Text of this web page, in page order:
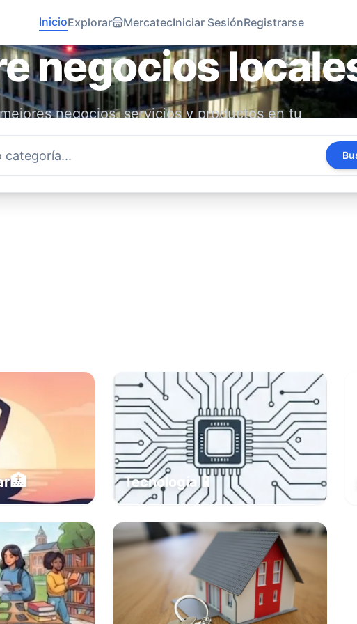
InicioExplorar MercatecIniciar SesiónRegistrarse
negocios
negocios, servicios y productos en tu
con emprendedores locales y apoya tu
🏥 Tecnología 📱